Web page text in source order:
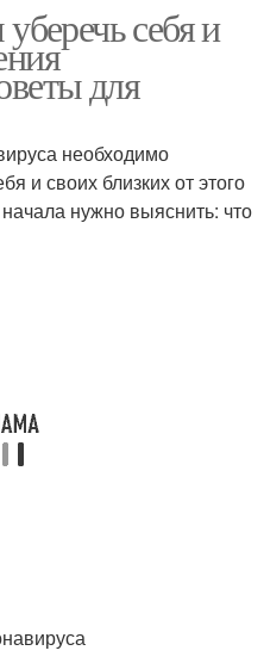
себя и
для
необходимо
и своих близких от этого
нужно выяснить: что